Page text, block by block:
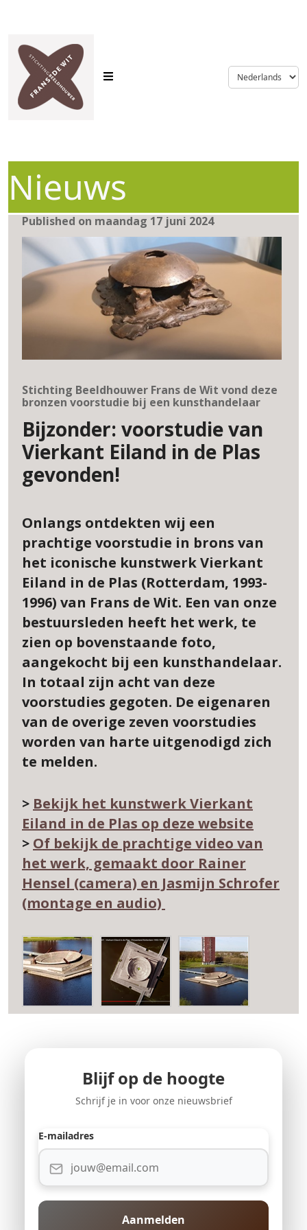
language
Nieuws
Published on maandag 17 juni 2024
Stichting Beeldhouwer Frans de Wit vond deze
bronzen voorstudie bij een kunsthandelaar
Bijzonder: voorstudie van
Vierkant Eiland in de Plas
gevonden!
Onlangs ontdekten wij een
prachtige voorstudie in brons van
het iconische kunstwerk Vierkant
Eiland in de Plas (Rotterdam, 1993-
1996) van Frans de Wit. Een van onze
bestuursleden heeft het werk, te
zien op bovenstaande foto,
aangekocht bij een kunsthandelaar.
In totaal zijn acht van deze
voorstudies gegoten. De eigenaren
van de overige zeven voorstudies
worden van harte uitgenodigd zich
te melden.
> Bekijk het kunstwerk Vierkant
Eiland in de Plas op deze website
> Of bekijk de prachtige video van
het werk, gemaakt door Rainer
Hensel (camera) en Jasmijn Schrofer
(montage en audio)
Blijf op de hoogte
Schrijf je in voor onze nieuwsbrief
E-mailadres
Aanmelden